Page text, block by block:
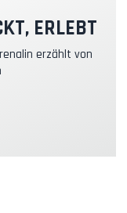
+39.00€
ERLEBT
erzählt von